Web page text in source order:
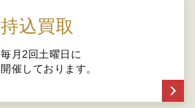
持込買取
毎月2回土曜日に
開催しております。